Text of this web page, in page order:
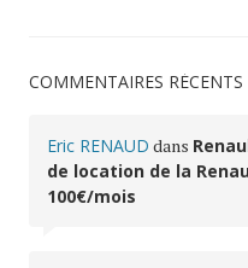
COMMENTAIRES RÉCENTS
Eric RENAUD dans
de location de la
100€/mois